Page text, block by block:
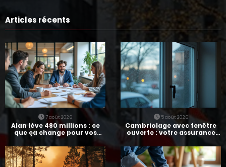
Articles récents
7 août 2026
Alan lève 480 millions : ce
que ça change pour vos
assurances
5 août 2026
Cambriolage avec fenêtre
ouverte : votre assurance
paie-t-elle ?